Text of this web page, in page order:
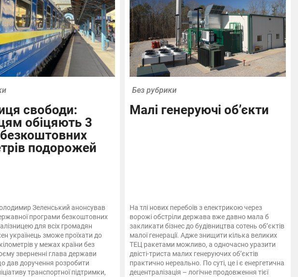
свободи:
обіцяють 3
безкоштовних
подорожей
Зеленський анонсував
програми безкоштовних
для всіх громадян
українець зможе проїхати до
у межах країни без
зверненні глава держави
дав доручення розробити
транспортної підтримки,
Без рубрики
Малі генеруючі об’єкти
На тлі нових перебоїв з електрикою через
ворожі обстріли держава вже давно мала б
закликати бізнес до будівництва сотень об’єктів
малої генерації. Адже знищити кілька великих
ТЕЦ ракетами можливо, а одночасно уразити
двісті-триста малих генеруючих об’єктів
практично нереально. По суті, це і є енергетична
децентралізація – логічне продовження тієї